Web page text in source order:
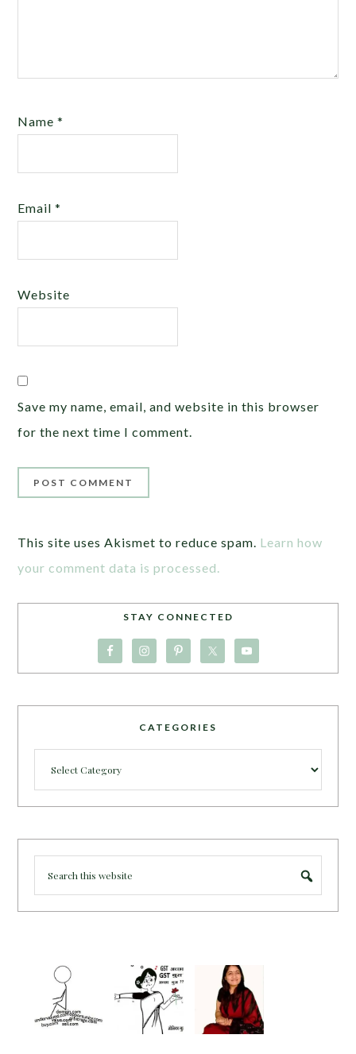
Name*
Email*
Website
Save my name, email, and website in this browser
for the next time I comment.
This site uses Akismet to reduce spam. Learn how
your comment data is processed.
STAY CONNECTED
CATEGORIES